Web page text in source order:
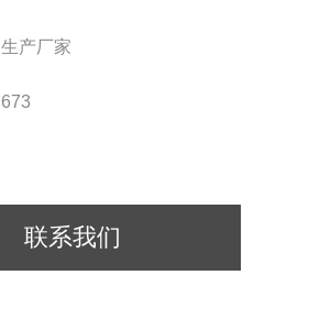
生产厂家
673
联系我们